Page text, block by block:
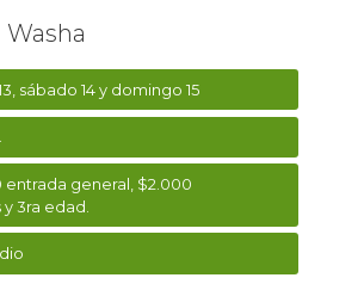
Washa
sábado 14 y domingo 15
entrada general, $2.000
3ra edad.